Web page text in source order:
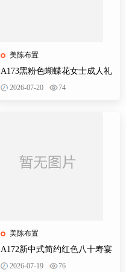
美陈布置
A173黑粉色蝴蝶花女士成人礼
生日典礼庆典网红装饰布置PS
2026-07-20 74
美陈布置
A172新中式简约红色八十寿宴
生日宴舞台迎宾区背景布置
2026-07-19 76